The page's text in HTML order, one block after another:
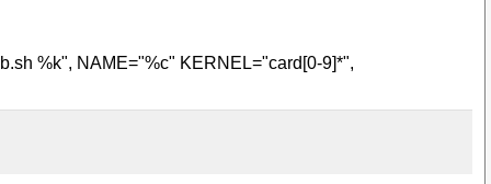
%k", NAME="%c" KERNEL="card[0-9]*",